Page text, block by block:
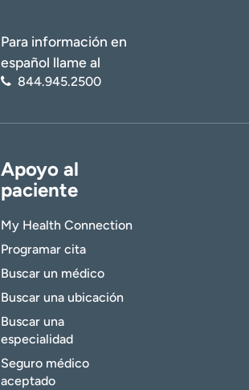
Para información en
español llame al
844.945.2500
Apoyo al
paciente
My Health Connection
Programar cita
Buscar un médico
Buscar una ubicación
Buscar una
especialidad
Seguro médico
aceptado